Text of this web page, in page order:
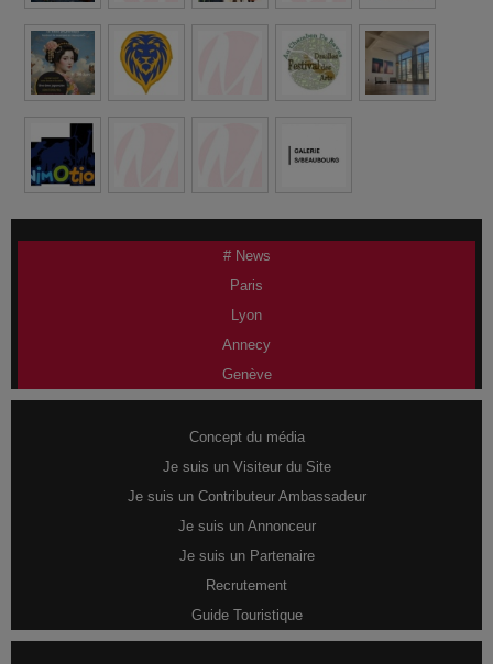
# News
Paris
Lyon
Annecy
Genève
Concept du média
Je suis un Visiteur du Site
Je suis un Contributeur Ambassadeur
Je suis un Annonceur
Je suis un Partenaire
Recrutement
Guide Touristique